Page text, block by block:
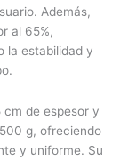
Además,
al 65%,
la estabilidad y
cm de espesor y
g, ofreciendo
y uniforme. Su